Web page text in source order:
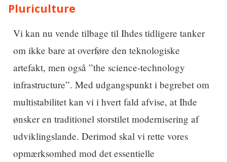
Pluriculture
Vi kan nu vende tilbage til Ihdes tidligere tanker
om ikke bare at overføre den teknologiske
artefakt, men også ”the science-technology
infrastructure”. Med udgangspunkt i begrebet om
multistabilitet kan vi i hvert fald afvise, at Ihde
ønsker en traditionel storstilet modernisering af
udviklingslande. Derimod skal vi rette vores
opmærksomhed mod det essentielle